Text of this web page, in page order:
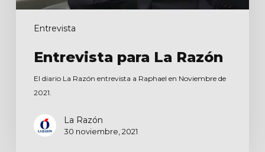
Entrevista
Entrevista para La Razón
El diario La Razón entrevista a Raphael en Noviembre de
2021.
La Razón
30 noviembre, 2021